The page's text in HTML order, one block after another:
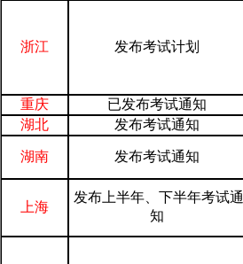
浙江 发布考试计划
重庆
已发布考试通知
湖北
发布考试通知
湖南 发布考试通知
上海
发布上半年、下半年考试通
知